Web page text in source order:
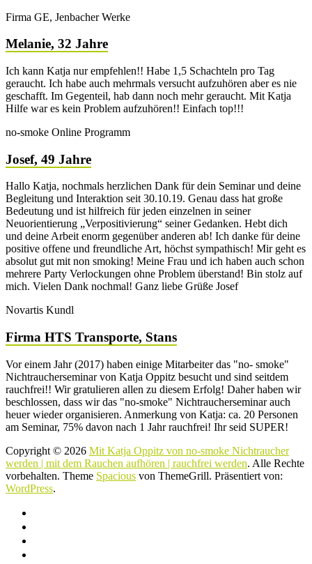
Firma GE, Jenbacher Werke
Melanie, 32 Jahre
Ich kann Katja nur empfehlen!! Habe 1,5 Schachteln pro Tag
geraucht. Ich habe auch mehrmals versucht aufzuhören aber es nie
geschafft. Im Gegenteil, hab dann noch mehr geraucht. Mit Katja
Hilfe war es kein Problem aufzuhören!! Einfach top!!!
no-smoke Online Programm
Josef, 49 Jahre
Hallo Katja, nochmals herzlichen Dank für dein Seminar und deine
Begleitung und Interaktion seit 30.10.19. Genau dass hat große
Bedeutung und ist hilfreich für jeden einzelnen in seiner
Neuorientierung „Verpositivierung“ seiner Gedanken. Hebt dich
und deine Arbeit enorm gegenüber anderen ab! Ich danke für deine
positive offene und freundliche Art, höchst sympathisch! Mir geht es
absolut gut mit non smoking! Meine Frau und ich haben auch schon
mehrere Party Verlockungen ohne Problem überstand! Bin stolz auf
mich. Vielen Dank nochmal! Ganz liebe Grüße Josef
Novartis Kundl
Firma HTS Transporte, Stans
Vor einem Jahr (2017) haben einige Mitarbeiter das "no- smoke"
Nichtraucherseminar von Katja Oppitz besucht und sind seitdem
rauchfrei!! Wir gratulieren allen zu diesem Erfolg! Daher haben wir
beschlossen, dass wir das "no-smoke" Nichtraucherseminar auch
heuer wieder organisieren. Anmerkung von Katja: ca. 20 Personen
am Seminar, 75% davon nach 1 Jahr rauchfrei! Ihr seid SUPER!
Copyright © 2026 Mit Katja Oppitz von no-smoke Nichtraucher
werden | mit dem Rauchen aufhören | rauchfrei werden. Alle Rechte
vorbehalten. Theme Spacious von ThemeGrill. Präsentiert von:
WordPress.